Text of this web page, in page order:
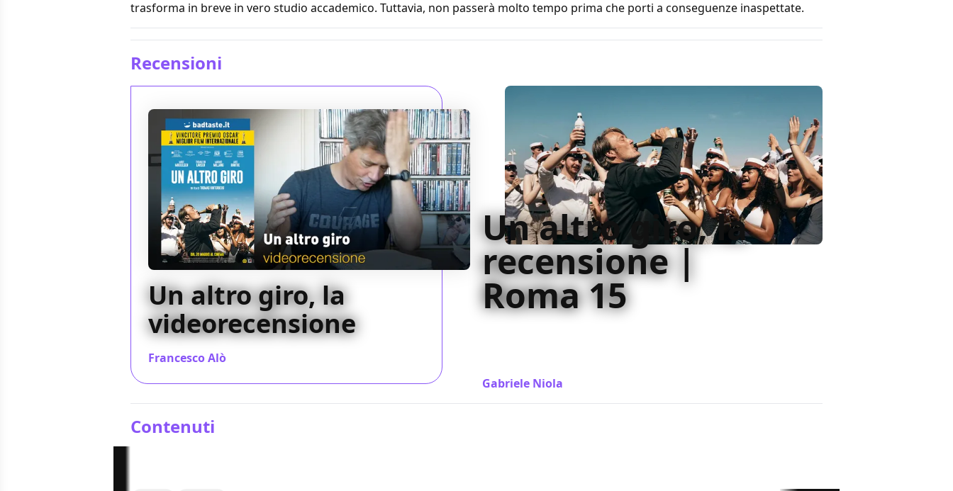
trasforma in breve in vero studio accademico. Tuttavia, non passerà molto tempo prima che porti a conseguenze inaspettate.
Recensioni
Un altro giro, la
videorecensione
Francesco Alò
Un altro giro, la
recensione |
Roma 15
Gabriele Niola
Contenuti